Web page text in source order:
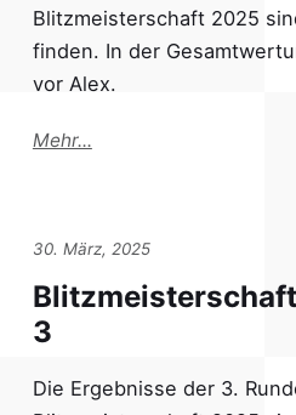
Blitzmeisterschaft 2025
finden. In der
vor Alex.
Mehr...
30. März, 2025
3
Die Ergebnisse der 3.